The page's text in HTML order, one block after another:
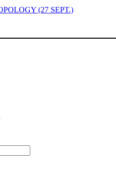
(27 SEPT.)